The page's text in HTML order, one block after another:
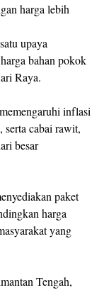
harga lebih
upaya
bahan pokok
Raya.
inflasi
serta cabai rawit,
besar
paket
harga
yang
Tengah,